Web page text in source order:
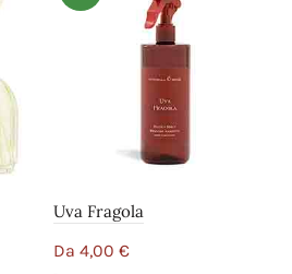
prodotto
Uva Fragola
Da 4,00 €